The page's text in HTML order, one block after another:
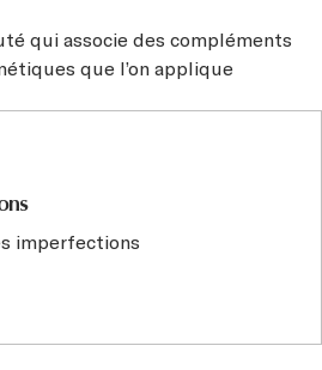
qui associe des compléments
que l’on applique
imperfections